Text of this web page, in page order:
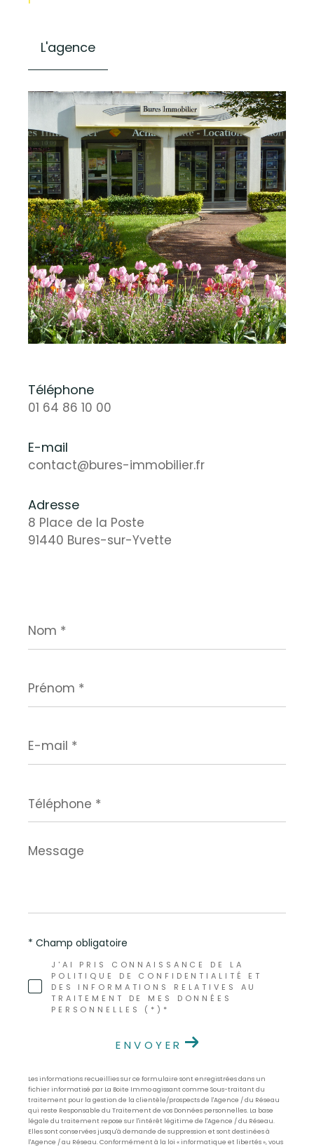
L'agence
Téléphone
01 64 86 10 00
E-mail
contact@bures-immobilier.fr
Adresse
8 Place de la Poste
91440 Bures-sur-Yvette
*
*
mail
*
*
Message
*
J'AI PRIS CONNAISSANCE DE LA
POLITIQUE DE CONFIDENTIALITÉ ET
DES INFORMATIONS RELATIVES AU
TRAITEMENT DE MES DONNÉES
PERSONNELLES (*)*
* Champ obligatoire
ENVOYER
Les informations recueillies sur ce formulaire sont enregistrées dans un
fichier informatisé par La Boite Immo agissant comme Sous-traitant du
traitement pour la gestion de la clientèle/prospects de l'Agence / du Réseau
qui reste Responsable du Traitement de vos Données personnelles. La base
légale du traitement repose sur l'intérêt légitime de l'Agence / du Réseau.
Elles sont conservées jusqu'à demande de suppression et sont destinées à
l'Agence / au Réseau. Conformément à la loi « informatique et libertés », vous